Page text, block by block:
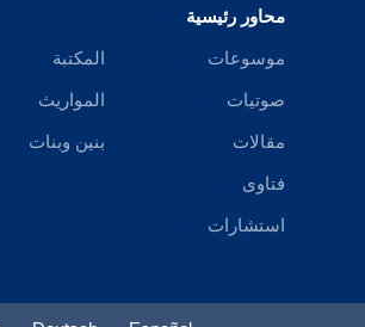
محاور رئيسية
موسوعات
صوتيات
مقالات
فتاوى
استشارات
المكتبة
المواريث
بنين وبنات